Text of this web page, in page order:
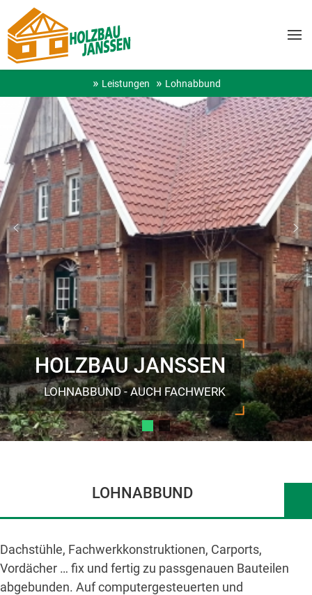
Leistungen Lohnabbund
LOHNABBUND - AUCH FACHWERK
HOLZBAU JANSSEN
LOHNABBUND
Dachstühle, Fachwerkkonstruktionen, Carports,
Vordächer … fix und fertig zu passgenauen Bauteilen
abgebunden. Auf computergesteuerten und